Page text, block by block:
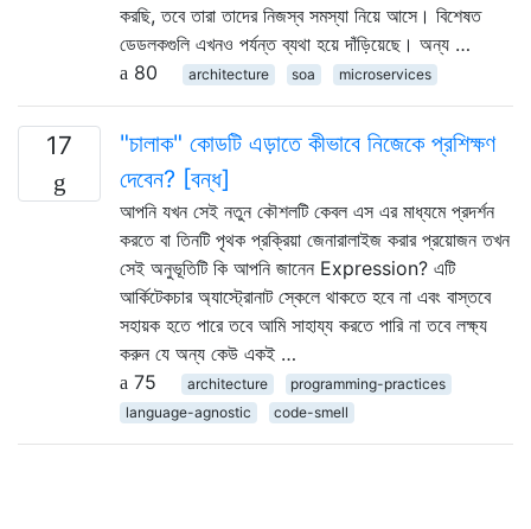
করছি, তবে তারা তাদের নিজস্ব সমস্যা নিয়ে আসে। বিশেষত
ডেডলকগুলি এখনও পর্যন্ত ব্যথা হয়ে দাঁড়িয়েছে। অন্য …
80
architecture soa microservices
17
"চালাক" কোডটি এড়াতে কীভাবে নিজেকে প্রশিক্ষণ
দেবেন? [বন্ধ]
আপনি যখন সেই নতুন কৌশলটি কেবল এস এর মাধ্যমে প্রদর্শন
করতে বা তিনটি পৃথক প্রক্রিয়া জেনারালাইজ করার প্রয়োজন তখন
সেই অনুভূতিটি কি আপনি জানেন Expression? এটি
আর্কিটেকচার অ্যাস্ট্রোনাট স্কেলে থাকতে হবে না এবং বাস্তবে
সহায়ক হতে পারে তবে আমি সাহায্য করতে পারি না তবে লক্ষ্য
করুন যে অন্য কেউ একই …
75
architecture
programming-practices
language-agnostic
code-smell